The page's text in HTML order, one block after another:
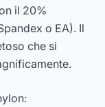
il 20%
o EA). Il
che si